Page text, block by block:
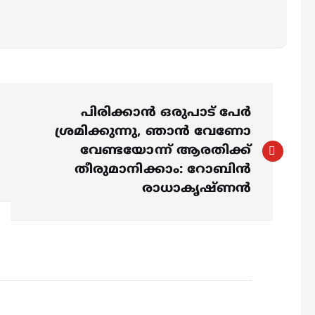
പിരിക്കാന്‍ ഒരുപാട് പേർ
ശ്രമിക്കുന്നു, ഞാന്‍ വേണോ
വേണ്ടയോന്ന് ആരതിക്ക്
തീരുമാനിക്കാം: റോബിൻ
രാധാകൃഷ്ണൻ